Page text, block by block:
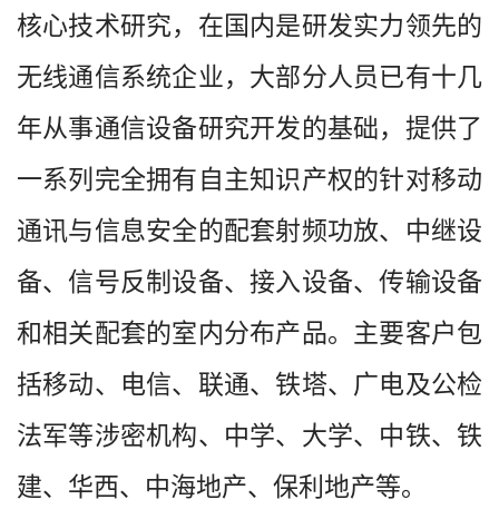
核心技术研究，在国内是研发实力领先的
无线通信系统企业，大部分人员已有十几
年从事通信设备研究开发的基础，提供了
一系列完全拥有自主知识产权的针对移动
通讯与信息安全的配套射频功放、中继设
备、信号反制设备、接入设备、传输设备
和相关配套的室内分布产品。主要客户包
括移动、电信、联通、铁塔、广电及公检
法军等涉密机构、中学、大学、中铁、铁
建、华西、中海地产、保利地产等。